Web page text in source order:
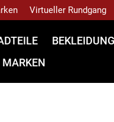
Virtueller Rundgang
BEKLEIDUNG
MARKEN